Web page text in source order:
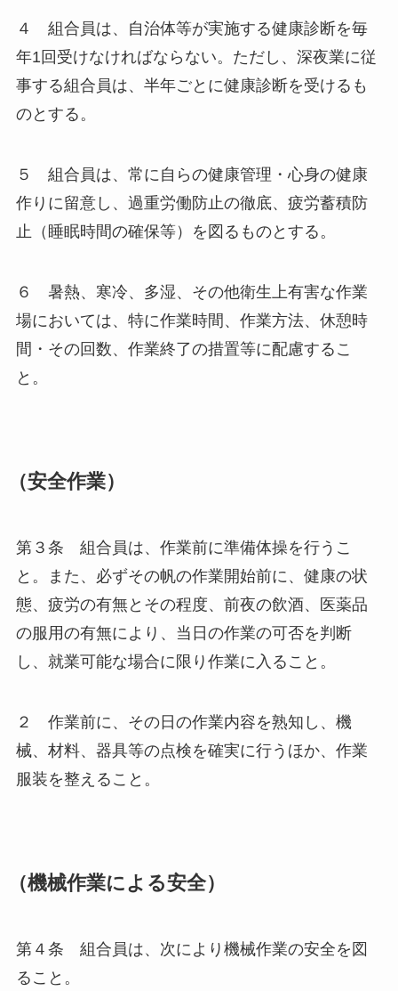
４ 組合員は、自治体等が実施する健康診断を毎
年1回受けなければならない。ただし、深夜業に従
事する組合員は、半年ごとに健康診断を受けるも
のとする。
５ 組合員は、常に自らの健康管理・心身の健康
作りに留意し、過重労働防止の徹底、疲労蓄積防
止（睡眠時間の確保等）を図るものとする。
６ 暑熱、寒冷、多湿、その他衛生上有害な作業
場においては、特に作業時間、作業方法、休憩時
間・その回数、作業終了の措置等に配慮するこ
と。
（安全作業）
第３条 組合員は、作業前に準備体操を行うこ
と。また、必ずその帆の作業開始前に、健康の状
態、疲労の有無とその程度、前夜の飲酒、医薬品
の服用の有無により、当日の作業の可否を判断
し、就業可能な場合に限り作業に入ること。
２ 作業前に、その日の作業内容を熟知し、機
械、材料、器具等の点検を確実に行うほか、作業
服装を整えること。
（機械作業による安全）
第４条 組合員は、次により機械作業の安全を図
ること。